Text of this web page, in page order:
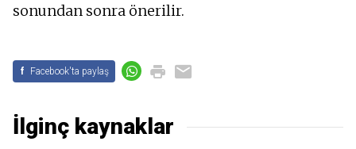
sonundan sonra önerilir.
f Facebook'ta paylaş
İlginç kaynaklar